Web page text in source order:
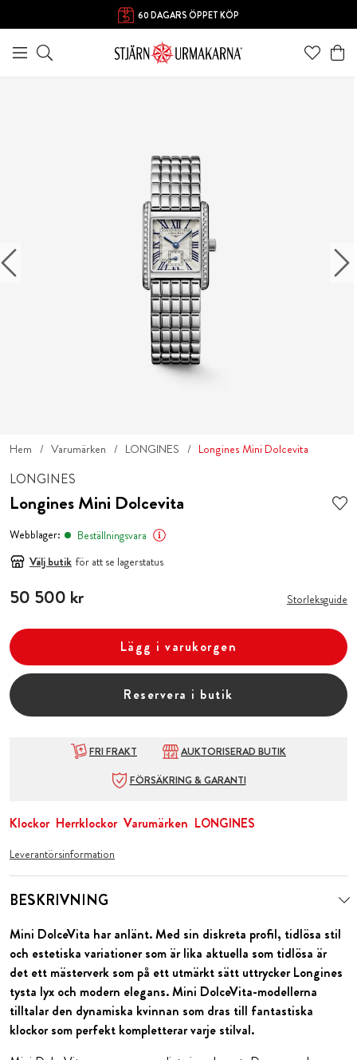
60 DAGARS ÖPPET KÖP
Hem Varumärken LONGINES Longines Mini Dolcevita
LONGINES
Longines Mini Dolcevita
Webblager:
Beställningsvara
Välj butik för att se lagerstatus
Pris 50 500 kr
50 500 kr Storleksguide
Lägg i varukorgen
Reservera i butik
FRI FRAKT
AUKTORISERAD BUTIK
FÖRSÄKRING & GARANTI
Klockor Herrklockor Varumärken LONGINES
Leverantörsinformation
BESKRIVNING
Mini DolceVita har anlänt. Med sin diskreta profil, tidlösa stil
och estetiska variationer som är lika aktuella som tidlösa är
det ett mästerverk som på ett utmärkt sätt uttrycker Longines
tysta lyx och modern elegans. Mini DolceVita-modellerna
tilltalar den dynamiska kvinnan som dras till fantastiska
klockor som perfekt kompletterar varje stilval.